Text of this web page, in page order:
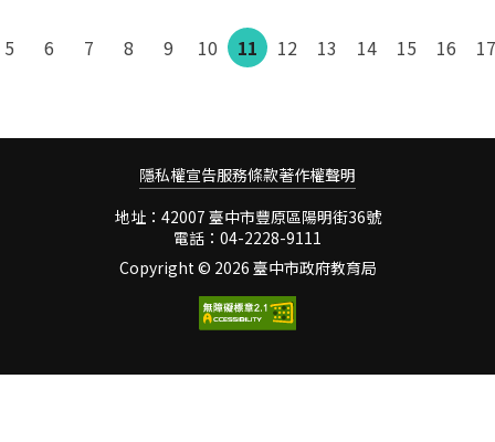
利用本次週三下午到新社的
知名咖啡館參
為永安最近的一樁文化盛
事。 中山市石岐中心小學是
目共睹，近年獲「全國書法
書香校園」等榮譽稱號，顯
示其亦以優秀的書法教學成
果鑄造出學校品牌。從七月
知悉獲邀開始，永安墨耘團
隊的師生莫不歡欣鼓舞，精
心籌 備，期盼能為這次兩岸
書藝的交流留下美好回憶。
與學生互動的過程中，期許
每一位教師皆能做到對學生
以下就正向管教之意涵與實
施進行書寫。 一、正向管教
的意義 從正向管教一詞看來
仍有管教的意味，只是在管
教的方法上要使學生在發展
上具有正向意義。學者傅木
龍（2004）在管教時上做了
以下解釋，所謂的「管」，
指的是處理學生的偏差問題
及相關規範，以人性化及學
5 6 7 8 9 10 11 12 13 14 15 16 17
隱私權宣告服務條款著作權聲明
地址：42007 臺中市豐原區陽明街36號
電話：04-2228-9111
Copyright © 2026 臺中市政府教育局